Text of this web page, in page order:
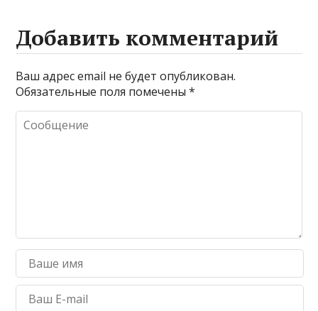
Добавить комментарий
Ваш адрес email не будет опубликован.
Обязательные поля помечены*